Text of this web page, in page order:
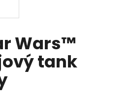
Wars™
tank